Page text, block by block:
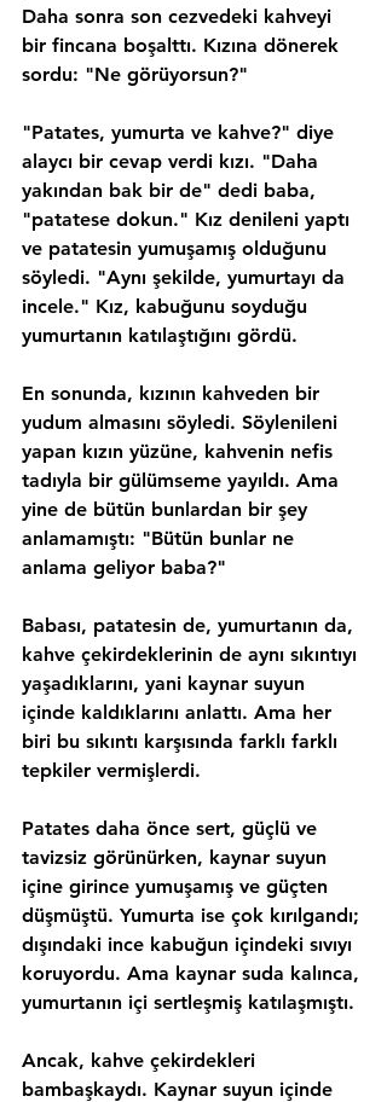
Daha sonra son cezvedeki kahveyi
bir fincana boşalttı. Kızına dönerek
sordu: "Ne görüyorsun?"
"Patates, yumurta ve kahve?" diye
alaycı bir cevap verdi kızı. "Daha
yakından bak bir de" dedi baba,
"patatese dokun." Kız denileni yaptı
ve patatesin yumuşamış olduğunu
söyledi. "Aynı şekilde, yumurtayı da
incele." Kız, kabuğunu soyduğu
yumurtanın katılaştığını gördü.
En sonunda, kızının kahveden bir
yudum almasını söyledi. Söylenileni
yapan kızın yüzüne, kahvenin nefis
tadıyla bir gülümseme yayıldı. Ama
yine de bütün bunlardan bir şey
anlamamıştı: "Bütün bunlar ne
anlama geliyor baba?"
Babası, patatesin de, yumurtanın da,
kahve çekirdeklerinin de aynı sıkıntıyı
yaşadıklarını, yani kaynar suyun
içinde kaldıklarını anlattı. Ama her
biri bu sıkıntı karşısında farklı farklı
tepkiler vermişlerdi.
Patates daha önce sert, güçlü ve
tavizsiz görünürken, kaynar suyun
içine girince yumuşamış ve güçten
düşmüştü. Yumurta ise çok kırılgandı;
dışındaki ince kabuğun içindeki sıvıyı
koruyordu. Ama kaynar suda kalınca,
yumurtanın içi sertleşmiş katılaşmıştı.
Ancak, kahve çekirdekleri
bambaşkaydı. Kaynar suyun içinde